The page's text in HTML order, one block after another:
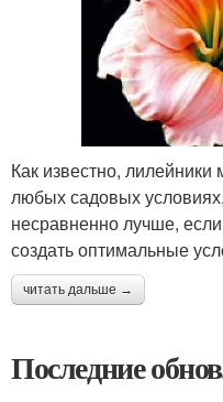
Как известно, лилейники
любых садовых
несравненно лучше,
создать оптимальные
читать дальше →
Последние